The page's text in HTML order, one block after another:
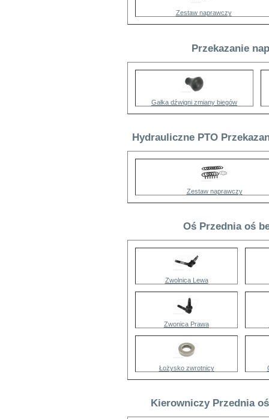
Zestaw naprawczy
Przekazanie
Gałka dźwigni zmiany biegów
Hydrauliczne PTO
Zestaw naprawczy
Oś Przednia oś
Zwolnica Lewa
Zwonica Prawa
Łożysko zwrotnicy
Kierowniczy Przednia